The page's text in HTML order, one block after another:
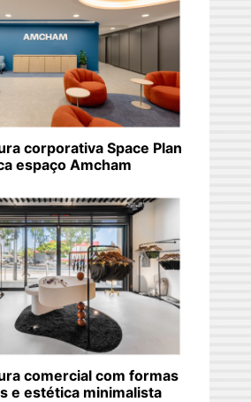
corporativa Space Plan
espaço Amcham
comercial com formas
e estética minimalista